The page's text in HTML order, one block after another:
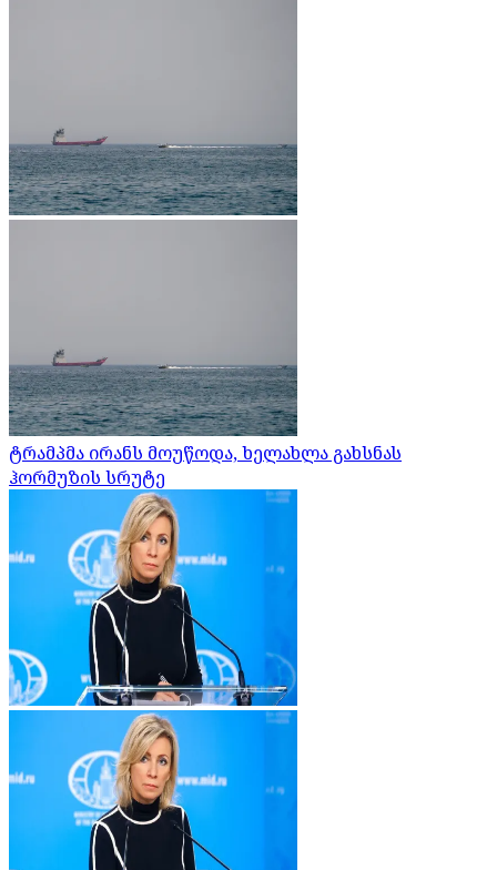
ტრამპმა ირანს მოუწოდა, ხელახლა გახსნას
ჰორმუზის სრუტე